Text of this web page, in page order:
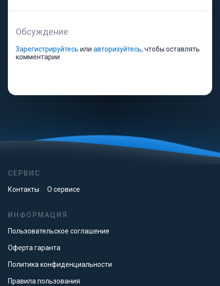
Обсуждение
Зарегистрируйтесь или авторизуйтесь, чтобы оставлять
комментарии
СЕРВИС
Контакты О сервисе
ИНФОРМАЦИЯ
Пользовательское соглашение
Оферта гаранта
Политика конфиденциальности
Правила пользования